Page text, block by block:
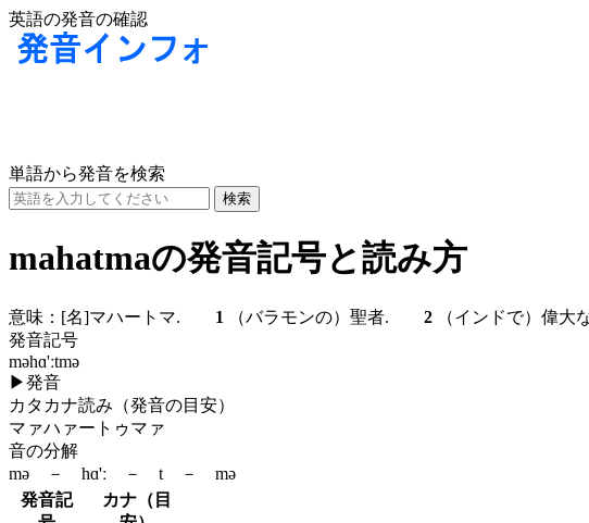
英語の発音の確認
単語から発音を検索
mahatmaの発音記号と読み方
意味： [名]マハートマ. 1 （バラモンの）聖者. 2 （インドで）偉大
発音記号
məhɑ'ːtmə
▶発音
カタカナ読み（発音の目安）
マァハァートゥマァ
音の分解
mə － hɑ'ː － t － mə
発音記
カナ（目